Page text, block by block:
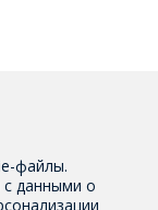
файлы.
данными о